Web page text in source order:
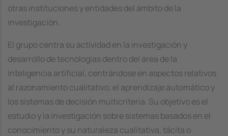
otras instituciones y entidades del ámbito de la
investigación.
El grupo centra su actividad en la investigación y
desarrollo de tecnologías dentro del área de la
inteligencia artificial, centrándose en aspectos relativos
al razonamiento cualitativo, el aprendizaje automático y
los sistemas de decisión multicriteria. Su objetivo es el
estudio y la investigación sobre sistemas basados en el
conocimiento y su naturaleza cualitativa, tácita o